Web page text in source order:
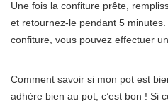
Une fois la confiture prête,
et retournez-le pendant 5
confiture, vous pouvez effectuer
Comment savoir si mon pot est
adhère bien au pot, c’est bon ! Si